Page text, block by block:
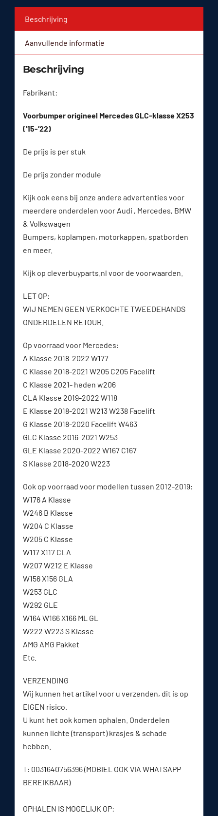
Beschrijving
Aanvullende informatie
Beschrijving
Fabrikant:
Voorbumper origineel Mercedes GLC-klasse X253
(’15-’22)
De prijs is per stuk
De prijs zonder module
Kijk ook eens bij onze andere advertenties voor
meerdere onderdelen voor Audi , Mercedes, BMW
& Volkswagen
Bumpers, koplampen, motorkappen, spatborden
en meer.
Kijk op cleverbuyparts.nl voor de voorwaarden.
LET OP:
WIJ NEMEN GEEN VERKOCHTE TWEEDEHANDS
ONDERDELEN RETOUR.
Op voorraad voor Mercedes:
A Klasse 2018-2022 W177
C Klasse 2018-2021 W205 C205 Facelift
C Klasse 2021- heden w206
CLA Klasse 2019-2022 W118
E Klasse 2018-2021 W213 W238 Facelift
G Klasse 2018-2020 Facelift W463
GLC Klasse 2016-2021 W253
GLE Klasse 2020-2022 W167 C167
S Klasse 2018-2020 W223
Ook op voorraad voor modellen tussen 2012-2019:
W176 A Klasse
W246 B Klasse
W204 C Klasse
W205 C Klasse
W117 X117 CLA
W207 W212 E Klasse
W156 X156 GLA
W253 GLC
W292 GLE
W164 W166 X166 ML GL
W222 W223 S Klasse
AMG AMG Pakket
Etc.
VERZENDING
Wij kunnen het artikel voor u verzenden, dit is op
EIGEN risico.
U kunt het ook komen ophalen. Onderdelen
kunnen lichte (transport) krasjes & schade
hebben.
T: 0031640756396 (MOBIEL OOK VIA WHATSAPP
BEREIKBAAR)
OPHALEN IS MOGELIJK OP: